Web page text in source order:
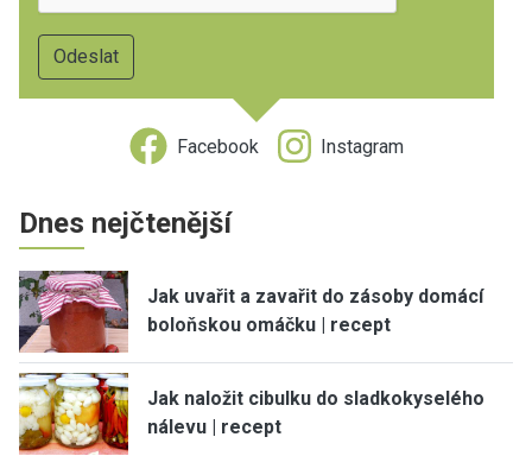
Facebook Instagram
Dnes nejčtenější
Jak uvařit a zavařit do zásoby domácí
boloňskou omáčku | recept
Jak naložit cibulku do sladkokyselého
nálevu | recept